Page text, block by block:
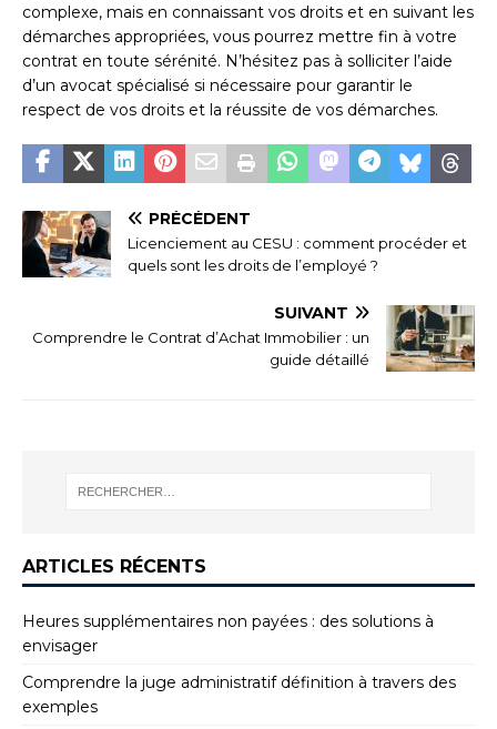
complexe, mais en connaissant vos droits et en suivant les
démarches appropriées, vous pourrez mettre fin à votre
contrat en toute sérénité. N’hésitez pas à solliciter l’aide
d’un avocat spécialisé si nécessaire pour garantir le
respect de vos droits et la réussite de vos démarches.
PRÉCÉDENT
Licenciement au CESU : comment procéder et
quels sont les droits de l’employé ?
SUIVANT
Comprendre le Contrat d’Achat Immobilier : un
guide détaillé
ARTICLES RÉCENTS
Heures supplémentaires non payées : des solutions à
envisager
Comprendre la juge administratif définition à travers des
exemples